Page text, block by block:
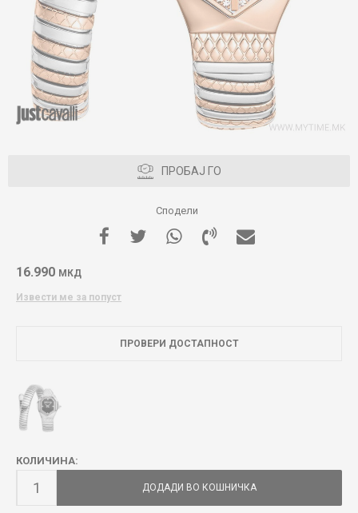
ПРОБАЈ ГО
Сподели
16.990 МКД
Извести ме за попуст
ПРОВЕРИ ДОСТАПНОСТ
КОЛИЧИНА:
ДОДАДИ ВО КОШНИЧКА